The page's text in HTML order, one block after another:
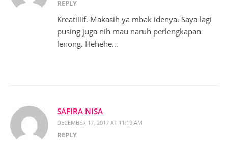
REPLY
Kreatiiiif. Makasih ya mbak idenya. Saya lagi
pusing juga nih mau naruh perlengkapan
lenong. Hehehe…
SAFIRA NISA
DECEMBER 17, 2017 AT 11:19 AM
REPLY